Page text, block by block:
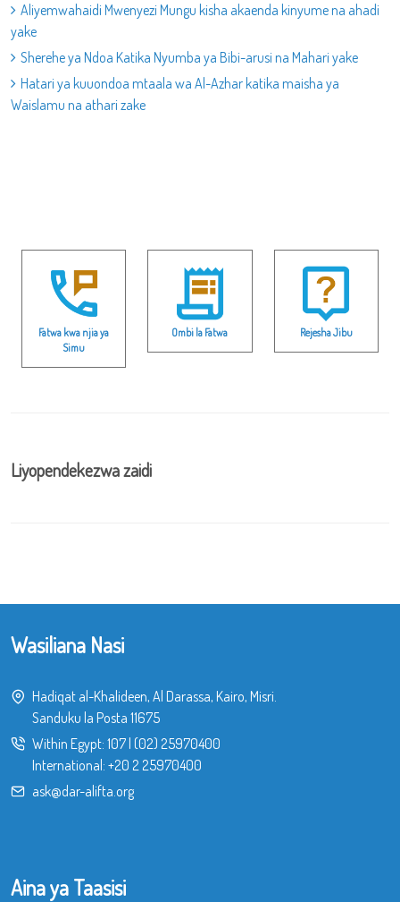
Aliyemwahaidi Mwenyezi Mungu kisha akaenda kinyume na ahadi
yake
Sherehe ya Ndoa Katika Nyumba ya Bibi-arusi na Mahari yake
Hatari ya kuuondoa mtaala wa Al-Azhar katika maisha ya
Waislamu na athari zake
Fatwa kwa njia ya
Simu
Ombi la Fatwa Rejesha Jibu
Liyopendekezwa zaidi
Wasiliana Nasi
Hadiqat al-Khalideen, Al Darassa, Kairo, Misri.
Sanduku la Posta 11675
Within Egypt: 107| (02) 25970400
International: +20 2 25970400
ask@dar-alifta.org
Aina ya Taasisi